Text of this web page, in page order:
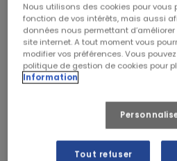
Nous utilisons des cookies pour vous
fonction de vos intérêts, mais aussi
données nous permettant
site internet. A tout moment vous
modifier vos préférences. Vous
politique de gestion de cookies pour
Information
Tout refuser